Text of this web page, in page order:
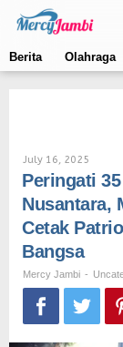
content
Berita
Olahraga
July 16, 2025
Mercy
Jambi
Peringati
Nusantara,
Cetak
Bangsa
Mercy Jambi -